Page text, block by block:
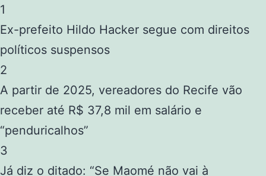
1
Ex-prefeito Hildo Hacker segue com direitos
políticos suspensos
2
A partir de 2025, vereadores do Recife vão
receber até R$ 37,8 mil em salário e
“penduricalhos”
3
Já diz o ditado: “Se Maomé não vai à